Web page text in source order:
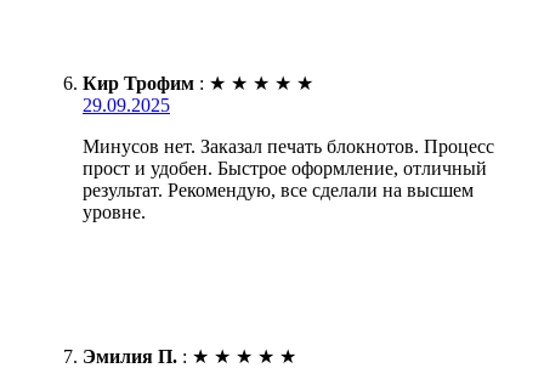
Кир Трофим : ★ ★ ★ ★ ★
29.09.2025
Минусов нет. Заказал печать блокнотов. Процесс
прост и удобен. Быстрое оформление, отличный
результат. Рекомендую, все сделали на высшем
уровне.
Эмилия П. : ★ ★ ★ ★ ★